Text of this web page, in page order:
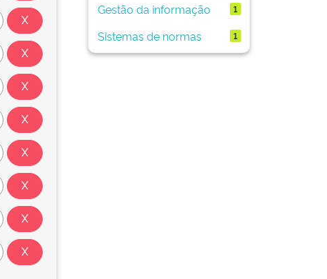
Gestão da informação 1
Sistemas de normas 1